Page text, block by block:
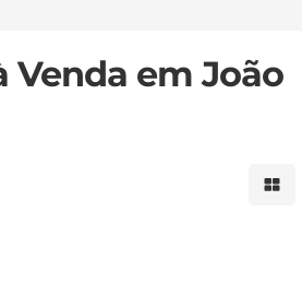
Venda em João